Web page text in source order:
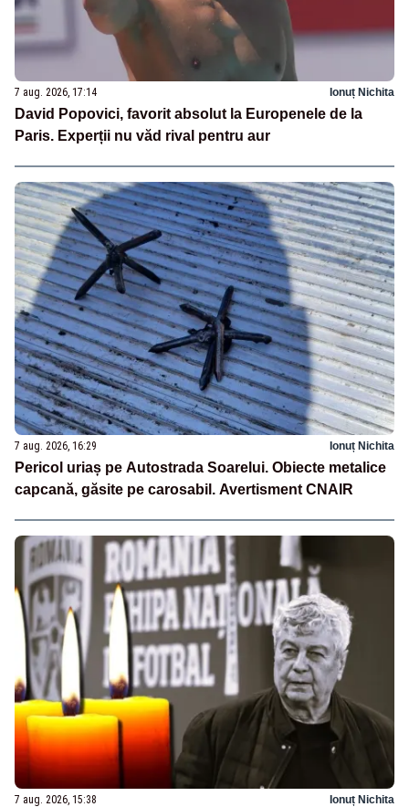
7 aug. 2026, 17:14 Ionuț Nichita
David Popovici, favorit absolut la Europenele de la
Paris. Experții nu văd rival pentru aur
7 aug. 2026, 16:29 Ionuț Nichita
Pericol uriaș pe Autostrada Soarelui. Obiecte metalice
capcană, găsite pe carosabil. Avertisment CNAIR
7 aug. 2026, 15:38 Ionuț Nichita